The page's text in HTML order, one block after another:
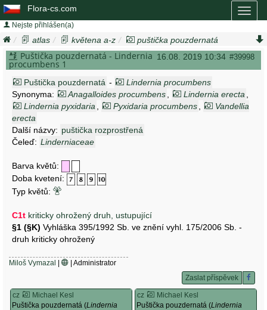
Flora-cs.com
Nejste přihlášen(a)
atlas květena a-z
puštička pouzdernatá
lindernia procumbens
16.08. 2019 10:34 #39998
Puštička pouzdernatá - Lindernia
procumbens 1
Puštička pouzdernatá -
Lindernia procumbens
Synonyma:
Anagalloides procumbens Lindernia erecta
Lindernia pyxidaria
Pyxidaria procumbens
Vandellia
erecta
Další názvy: puštička rozprostřená
Čeleď: Linderniaceae
Barva květů:
Doba kvetení:
Typ květů:
C1t kriticky ohrožený druh, ustupující
§1 (§K) Vyhláška 395/1992 Sb. ve znění vyhl. 175/2006 Sb. -
druh kriticky ohrožený
Miloš Vymazal |
| Administrator
Zaslat příspěvek
cz
Michael Kesl
Puštička pouzdernatá (Lindernia
cz
Michael Kesl
Puštička pouzdernatá (Lindernia